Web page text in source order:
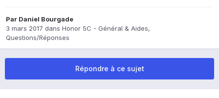
Par Daniel Bourgade
3 mars 2017 dans Honor 5C - Général & Aides,
Questions/Réponses
Répondre à ce sujet